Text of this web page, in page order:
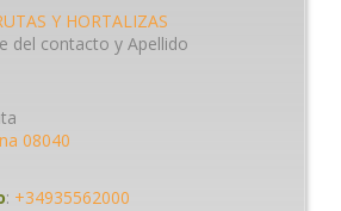
Y HORTALIZAS
del contacto y Apellido
08040
: +34935562000